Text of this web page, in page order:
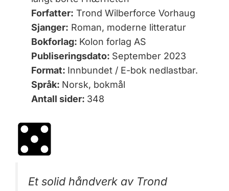
Forfatter: Trond Wilberforce Vorhaug
Sjanger: Roman, moderne litteratur
Bokforlag: Kolon forlag AS
Publiseringsdato: September 2023
Format: Innbundet / E-bok nedlastbar.
Språk: Norsk, bokmål
Antall sider: 348
Et solid håndverk av Trond